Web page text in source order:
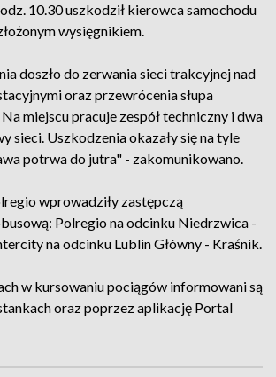
10.30 uszkodził kierowca samochodu
wysięgnikiem.
doszło do zerwania sieci trakcyjnej nad
oraz przewrócenia słupa
miejscu pracuje zespół techniczny i dwa
sieci. Uszkodzenia okazały się na tyle
potrwa do jutra" - zakomunikowano.
wprowadziły zastępczą
Polregio na odcinku Niedrzwica -
na odcinku Lublin Główny - Kraśnik.
w kursowaniu pociągów informowani są
oraz poprzez aplikację Portal